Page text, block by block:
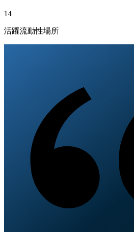
14
活躍流動性場所